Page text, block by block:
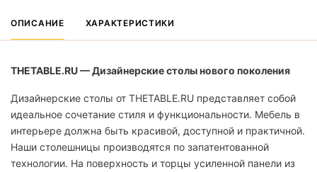
ОПИСАНИЕ ХАРАКТЕРИСТИКИ
THETABLE.RU — Дизайнерские столы нового поколения
Дизайнерские столы от THETABLE.RU представляет собой
идеальное сочетание стиля и функциональности. Мебель в
интерьере должна быть красивой, доступной и практичной.
Наши столешницы производятся по запатентованной
технологии. На поверхность и торцы усиленной панели из